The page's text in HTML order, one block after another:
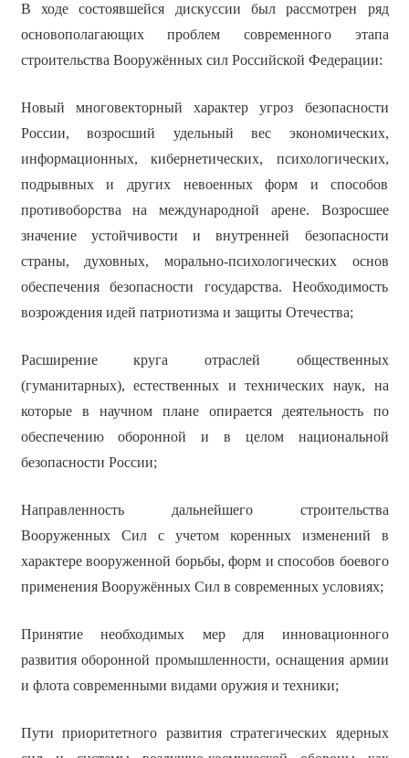
В ходе состоявшейся дискуссии был рассмотрен ряд
основополагающих проблем современного этапа
строительства Вооружённых сил Российской Федерации:
Новый многовекторный характер угроз безопасности
России, возросший удельный вес экономических,
информационных, кибернетических, психологических,
подрывных и других невоенных форм и способов
противоборства на международной арене. Возросшее
значение устойчивости и внутренней безопасности
страны, духовных, морально-психологических основ
обеспечения безопасности государства. Необходимость
возрождения идей патриотизма и защиты Отечества;
Расширение круга отраслей общественных
(гуманитарных), естественных и технических наук, на
которые в научном плане опирается деятельность по
обеспечению оборонной и в целом национальной
безопасности России;
Направленность дальнейшего строительства
Вооруженных Сил с учетом коренных изменений в
характере вооруженной борьбы, форм и способов боевого
применения Вооружённых Сил в современных условиях;
Принятие необходимых мер для инновационного
развития оборонной промышленности, оснащения армии
и флота современными видами оружия и техники;
Пути приоритетного развития стратегических ядерных